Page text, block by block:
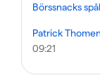
Börssnacks
Patrick
09:21